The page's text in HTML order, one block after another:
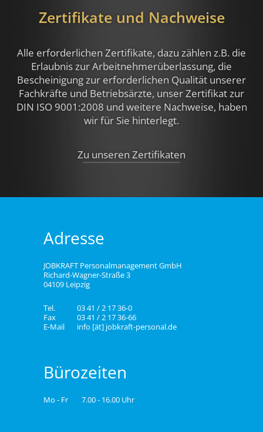
Zertifikate und Nachweise
Alle erforderlichen Zertifikate, dazu zählen z.B. die
Erlaubnis zur Arbeitnehmerüberlassung, die
Bescheinigung zur erforderlichen Qualität unserer
Fachkräfte und Betriebsärzte, unser Zertifikat zur
DIN ISO 9001:2008 und weitere Nachweise, haben
wir für Sie hinterlegt.
Zu unseren Zertifikaten
Adresse
JOBKRAFT Personalmanagement GmbH
Richard-Wagner-Straße 3
04109 Leipzig
Tel.
03 41 / 2 17 36-0
Fax
03 41 / 2 17 36-66
E-Mail
info [ät] jobkraft-personal.de
Bürozeiten
Mo - Fr 7.00 - 16.00 Uhr